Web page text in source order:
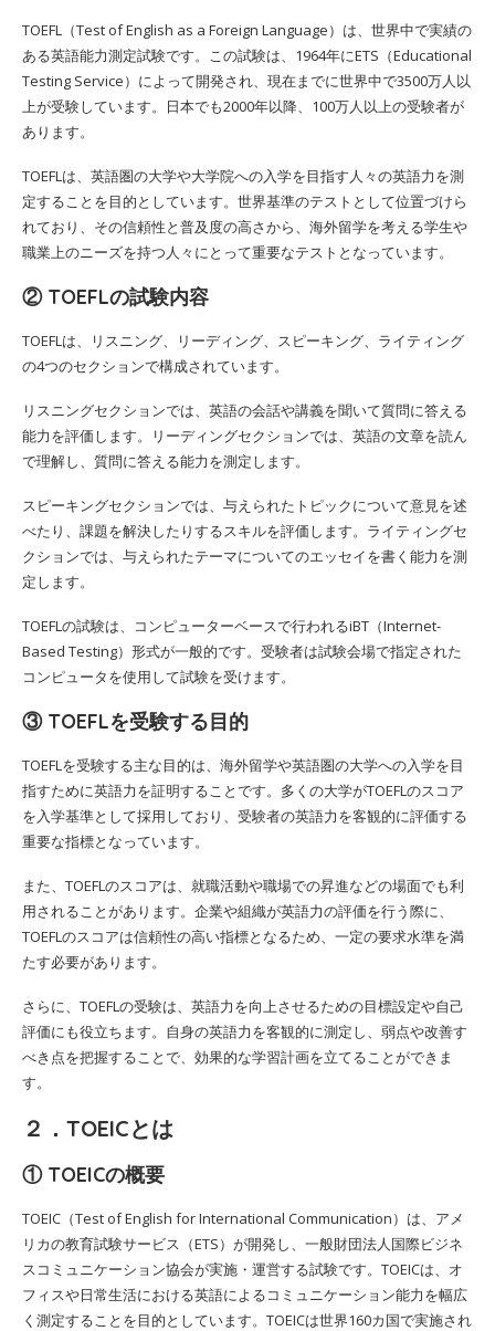
TOEFL（Test of English as a Foreign Language）は、世界中で実績の
ある英語能力測定試験です。この試験は、1964年にETS（Educational
Testing Service）によって開発され、現在までに世界中で3500万人以
上が受験しています。日本でも2000年以降、100万人以上の受験者が
あります。
TOEFLは、英語圏の大学や大学院への入学を目指す人々の英語力を測
定することを目的としています。世界基準のテストとして位置づけら
れており、その信頼性と普及度の高さから、海外留学を考える学生や
職業上のニーズを持つ人々にとって重要なテストとなっています。
② TOEFLの試験内容
TOEFLは、リスニング、リーディング、スピーキング、ライティング
の4つのセクションで構成されています。
リスニングセクションでは、英語の会話や講義を聞いて質問に答える
能力を評価します。リーディングセクションでは、英語の文章を読ん
で理解し、質問に答える能力を測定します。
スピーキングセクションでは、与えられたトピックについて意見を述
べたり、課題を解決したりするスキルを評価します。ライティングセ
クションでは、与えられたテーマについてのエッセイを書く能力を測
定します。
TOEFLの試験は、コンピューターベースで行われるiBT（Internet-
Based Testing）形式が一般的です。受験者は試験会場で指定された
コンピュータを使用して試験を受けます。
③ TOEFLを受験する目的
TOEFLを受験する主な目的は、海外留学や英語圏の大学への入学を目
指すために英語力を証明することです。多くの大学がTOEFLのスコア
を入学基準として採用しており、受験者の英語力を客観的に評価する
重要な指標となっています。
また、TOEFLのスコアは、就職活動や職場での昇進などの場面でも利
用されることがあります。企業や組織が英語力の評価を行う際に、
TOEFLのスコアは信頼性の高い指標となるため、一定の要求水準を満
たす必要があります。
さらに、TOEFLの受験は、英語力を向上させるための目標設定や自己
評価にも役立ちます。自身の英語力を客観的に測定し、弱点や改善す
べき点を把握することで、効果的な学習計画を立てることができま
す。
２．TOEICとは
① TOEICの概要
TOEIC（Test of English for International Communication）は、アメ
リカの教育試験サービス（ETS）が開発し、一般財団法人国際ビジネ
スコミュニケーション協会が実施・運営する試験です。TOEICは、オ
フィスや日常生活における英語によるコミュニケーション能力を幅広
く測定することを目的としています。TOEICは世界160カ国で実施され